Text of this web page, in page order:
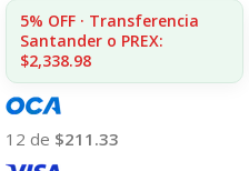
5% OFF · Transferencia
Santander o PREX:
$2,338.98
12 de $211.33